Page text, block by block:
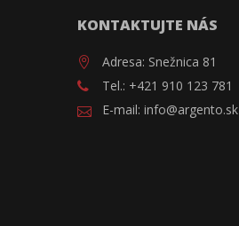
KONTAKTUJTE NÁS
Adresa: Snežnica 81
Tel.: +421 910 123 781
E-mail: info@argento.sk